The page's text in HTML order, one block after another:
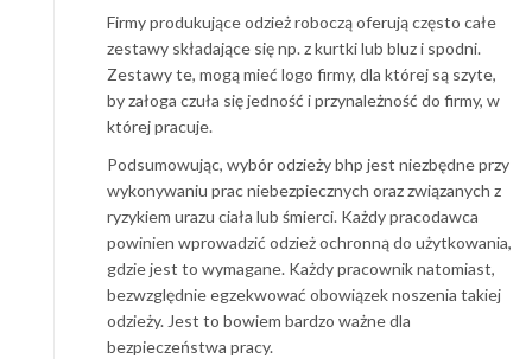
Firmy produkujące odzież roboczą oferują często całe
zestawy składające się np. z kurtki lub bluz i spodni.
Zestawy te, mogą mieć logo firmy, dla której są szyte,
by załoga czuła się jedność i przynależność do firmy, w
której pracuje.
Podsumowując, wybór odzieży bhp jest niezbędne przy
wykonywaniu prac niebezpiecznych oraz związanych z
ryzykiem urazu ciała lub śmierci. Każdy pracodawca
powinien wprowadzić odzież ochronną do użytkowania,
gdzie jest to wymagane. Każdy pracownik natomiast,
bezwzględnie egzekwować obowiązek noszenia takiej
odzieży. Jest to bowiem bardzo ważne dla
bezpieczeństwa pracy.